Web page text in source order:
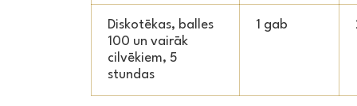
Diskotēkas, balles
100 un vairāk
cilvēkiem, 5
stundas
1 gab